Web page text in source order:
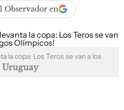
Observador en
la copa: Los Teros se van a los
Uruguay